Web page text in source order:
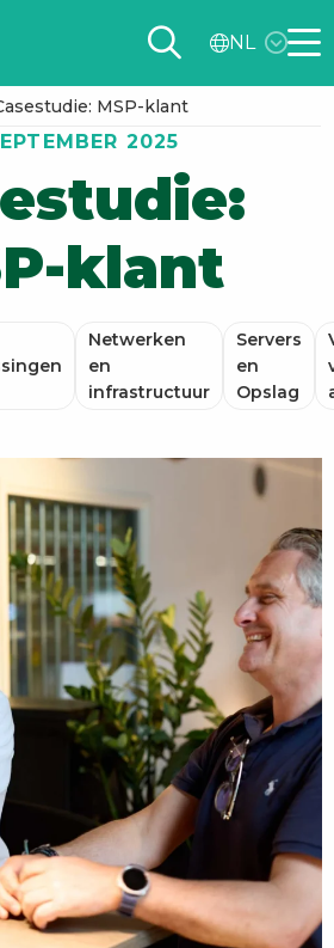
NL
MSP-klant
2025
klant
Netwerken
en
infrastructuur
Servers
en
Opslag